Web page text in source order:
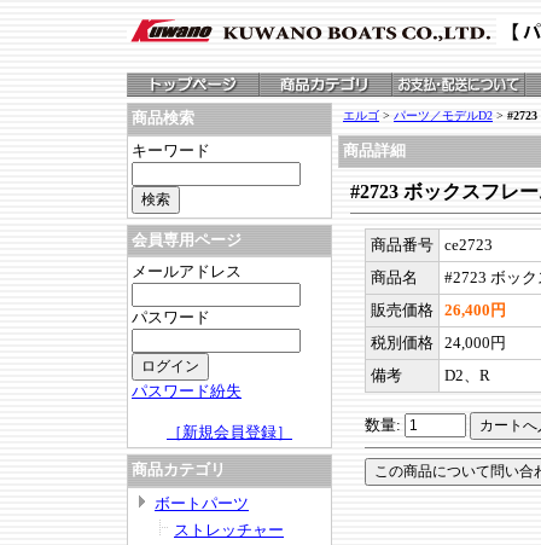
商品検索
キーワード
会員専用ページ
メールアドレス
パスワード
パスワード紛失
［新規会員登録］
商品カテゴリ
ボートパーツ
ストレッチャー
エルゴ > パーツ／モデルD2 >
商品詳細
#2723 ボックスフレ
商品番号 ce2723
商品名
#2723 ボッ
販売価格 26,400円
税別価格 24,000円
備考
D2、R
数量: